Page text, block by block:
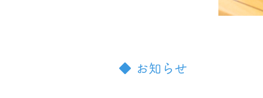
◆ お知らせ